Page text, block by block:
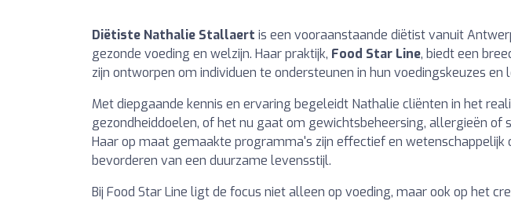
Diëtiste Nathalie Stallaert is een vooraanstaande diëtist vanuit
gezonde voeding en welzijn. Haar praktijk, Food Star Line, biedt een
zijn ontworpen om individuen te ondersteunen in hun voedingskeuzes
Met diepgaande kennis en ervaring begeleidt Nathalie cliënten in het
gezondheiddoelen, of het nu gaat om gewichtsbeheersing, allergieën of
Haar op maat gemaakte programma's zijn effectief en wetenschappelijk
bevorderen van een duurzame levensstijl.
Bij Food Star Line ligt de focus niet alleen op voeding, maar ook op het